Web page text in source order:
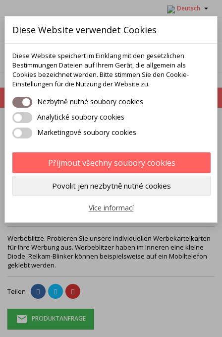
Deutsch 
industrielle Komponenten und Halbfertigprodukte aus
verschiedenen Materialien
  
Startseite Leuchten Werbeblitze
Werbeblitze
Artikel-Nr.GS-STICKER-006
Werbeblitze. Probieren Sie unsere individuellen Werbekarteikarten
für Ihre Werbung aus. Werbeblitzer haben im Inneren eine kleine
Diode. Relkam-Blinker können beispielsweise auf ein Mobiltelefon
geklebt werden.
Teilen
PRODUKTANFRAGE
Můj seznam přání ×
add_circle_outline Vytvořit nový seznam
Wunschliste erstellen ×
Abbrechen
Anmelden ×
Sie müssen angemeldet sein, um Artikel Ihrer
Wunschliste hinzufügen zu können.
Abbrechen
Diese Website verwendet Cookies
Diese Website speichert im Einklang mit den gesetzlichen
Bestimmungen Dateien auf Ihrem Gerät, die allgemein als
Cookies bezeichnet werden. Bitte stimmen Sie den Cookie-
Einstellungen für die Nutzung der Website zu.
Nezbytně nutné soubory cookies
Analytické soubory cookies
Marketingové soubory cookies
Přijmout všechny soubory cookies
Povolit jen nezbytně nutné cookies
Více informací